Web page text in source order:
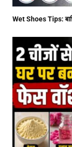
Wet Shoes Tips: